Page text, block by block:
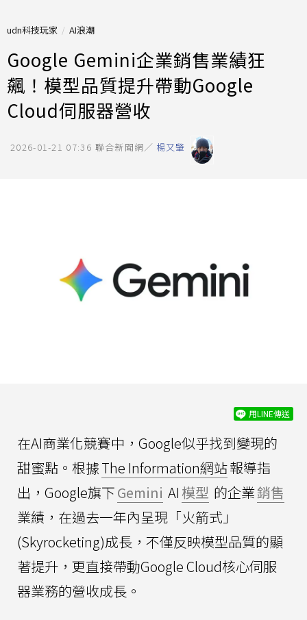
udn科技玩家 AI浪潮
Google Gemini企業銷售業績狂
飆！模型品質提升帶動Google
Cloud伺服器營收
2026-01-21 07:36 聯合新聞網／ 楊又肇
用LINE傳送
在AI商業化競賽中，Google似乎找到變現的
甜蜜點。根據The Information網站報導指
出，Google旗下Gemini AI 模型 的企業銷售
業績，在過去一年內呈現「火箭式」
(Skyrocketing)成長，不僅反映模型品質的顯
著提升，更直接帶動Google Cloud核心伺服
器業務的營收成長。